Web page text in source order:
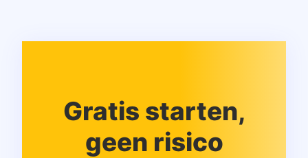
Gratis starten,
geen risico